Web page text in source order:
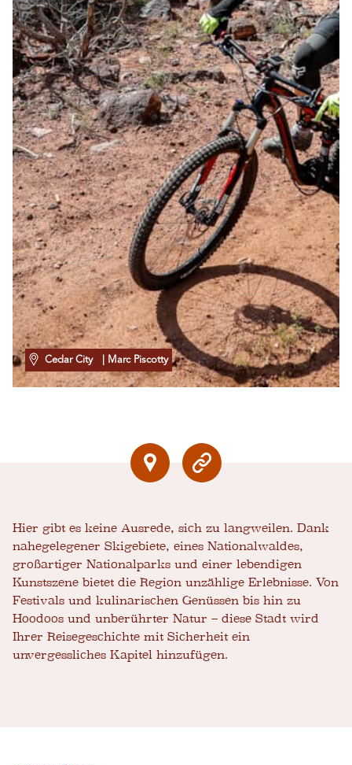
Cedar City | Marc Piscotty
Hier gibt es keine Ausrede, sich zu langweilen. Dank
nahegelegener Skigebiete, eines Nationalwaldes,
großartiger Nationalparks und einer lebendigen
Kunstszene bietet die Region unzählige Erlebnisse. Von
Festivals und kulinarischen Genüssen bis hin zu
Hoodoos und unberührter Natur – diese Stadt wird
Ihrer Reisegeschichte mit Sicherheit ein
unvergessliches Kapitel hinzufügen.